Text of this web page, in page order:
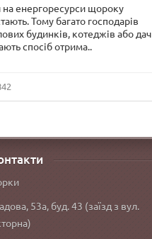
на енергоресурси щороку
Тому багато господарів
будинків, котеджів або дач
спосіб отрима..
53а, буд. 43 (заїзд з вул.